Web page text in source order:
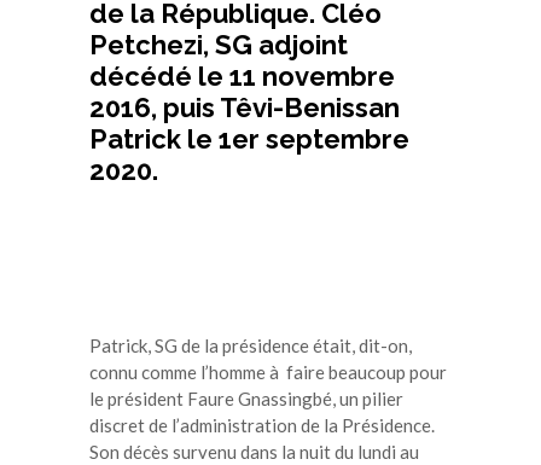
de la République. Cléo
Petchezi, SG adjoint
décédé le 11 novembre
2016, puis Têvi-Benissan
Patrick le 1er septembre
2020.
Patrick, SG de la présidence était, dit-on,
connu comme l’homme à faire beaucoup pour
le président Faure Gnassingbé, un pilier
discret de l’administration de la Présidence.
Son décès survenu dans la nuit du lundi au